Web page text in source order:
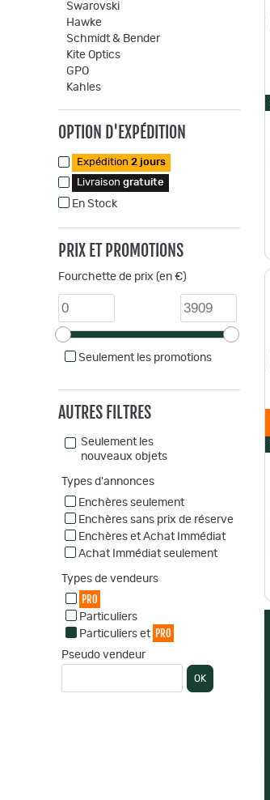
Swarovski
Hawke
Schmidt & Bender
Kite Optics
GPO
Kahles
OPTION D'EXPÉDITION
Expédition 2 jours
Livraison gratuite
En Stock
PRIX ET PROMOTIONS
Fourchette de prix (en €)
Seulement les promotions
AUTRES FILTRES
Seulement les
nouveaux objets
Types d'annonces
Enchères seulement
Enchères sans prix de réserve
Enchères et Achat Immédiat
Achat Immédiat seulement
Types de vendeurs
PRO
Particuliers
Particuliers et PRO
Pseudo vendeur
OK